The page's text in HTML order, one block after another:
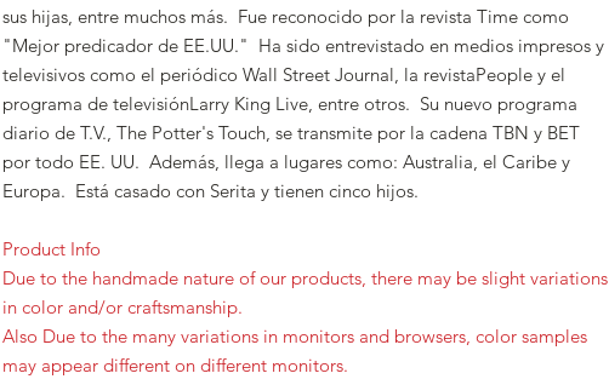
sus hijas, entre muchos más. Fue reconocido por la revista Time como
"Mejor predicador de EE.UU." Ha sido entrevistado en medios impresos y
televisivos como el periódico Wall Street Journal, la revistaPeople y el
programa de televisiónLarry King Live, entre otros. Su nuevo programa
diario de T.V., The Potter's Touch, se transmite por la cadena TBN y BET
por todo EE. UU. Además, llega a lugares como: Australia, el Caribe y
Europa. Está casado con Serita y tienen cinco hijos.
Product Info
Due to the handmade nature of our products, there may be slight variations
in color and/or craftsmanship.
Also Due to the many variations in monitors and browsers, color samples
may appear different on different monitors.